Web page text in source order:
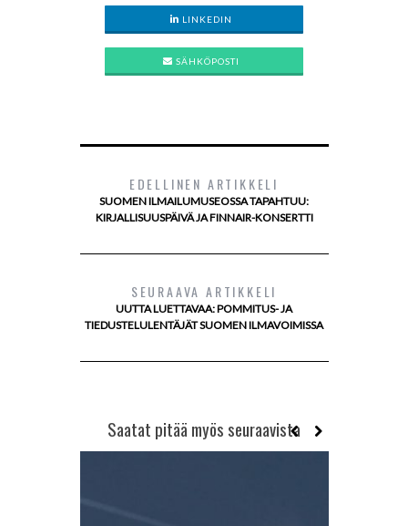
LINKEDIN
SÄHKÖPOSTI
EDELLINEN ARTIKKELI
SUOMEN ILMAILUMUSEOSSA TAPAHTUU:
KIRJALLISUUSPÄIVÄ JA FINNAIR-KONSERTTI
SEURAAVA ARTIKKELI
UUTTA LUETTAVAA: POMMITUS- JA
TIEDUSTELULENTÄJÄT SUOMEN ILMAVOIMISSA
Saatat pitää myös seuraavista